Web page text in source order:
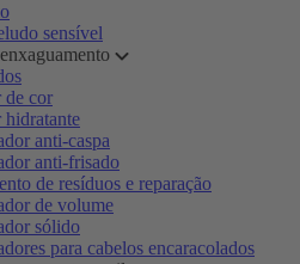
sensível
de cor
anti-caspa
anti-frisado
de resíduos e reparação
de volume
sólido
para cabelos encaracolados